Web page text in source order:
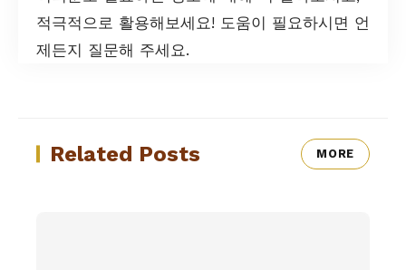
적극적으로 활용해보세요! 도움이 필요하시면 언
제든지 질문해 주세요.
Related Posts MORE